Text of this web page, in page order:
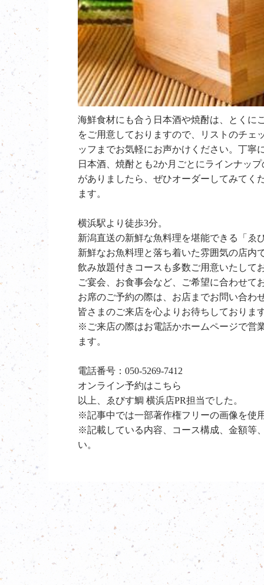
海鮮食材にも合う日本酒や焼酎は、とくに
をご用意しておりますので、リストのチェ
ッフまでお気軽にお声かけください。丁寧
日本酒、焼酎とも2か月ごとにラインナッ
がありましたら、ぜひオーダーしてみてく
ます。
横浜駅より徒歩3分。
新潟直送の新鮮な魚料理を堪能できる「ゑ
新鮮なお魚料理と落ち着いた雰囲気の店内
飲み放題付きコースも多数ご用意いたして
ご宴会、お食事会など、ご希望に合わせて
お席のご予約の際は、お店までお問い合わ
皆さまのご来店を心よりお待ちしておりま
※ご来店の際はお電話かホームページで営
ます。
電話番号： 050-5269-7412
オンライン予約はこちら
以上、ゑびす鯛 横浜店PR担当でした。
※記事中では一部著作権フリーの画像を使
※記載している内容、コース構成、金額等
い。